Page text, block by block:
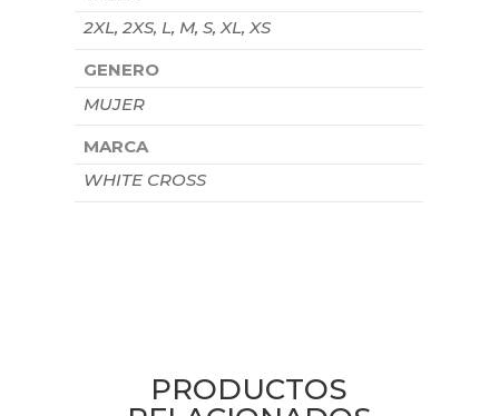
2XL, 2XS, L, M, S, XL, XS
GENERO
MUJER
MARCA
WHITE CROSS
PRODUCTOS